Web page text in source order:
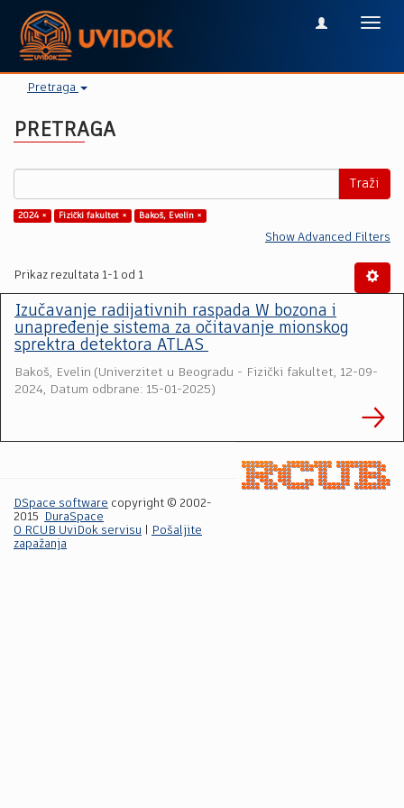
Pretraga
PRETRAGA
Traži
2024 × Fizički fakultet × Bakoš, Evelin ×
Show Advanced Filters
Prikaz rezultata 1-1 od 1
Izučavanje radijativnih raspada W bozona i
unapređenje sistema za očitavanje mionskog
sprektra detektora ATLAS
Bakoš, Evelin (Univerzitet u Beogradu - Fizički fakultet, 12-09-
2024, Datum odbrane: 15-01-2025)
DSpace software copyright © 2002-
2015
DuraSpace
O RCUB UviDok servisu
Pošaljite
zapažanja